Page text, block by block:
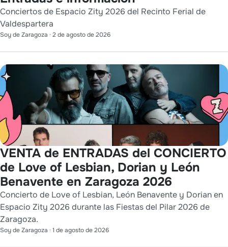
Conciertos de Espacio Zity 2026 del Recinto Ferial de
Valdespartera
Soy de Zaragoza · 2 de agosto de 2026
VENTA de ENTRADAS del CONCIERTO
de Love of Lesbian, Dorian y León
Benavente en Zaragoza 2026
Concierto de Love of Lesbian, León Benavente y Dorian en
Espacio Zity 2026 durante las Fiestas del Pilar 2026 de
Zaragoza.
Soy de Zaragoza · 1 de agosto de 2026